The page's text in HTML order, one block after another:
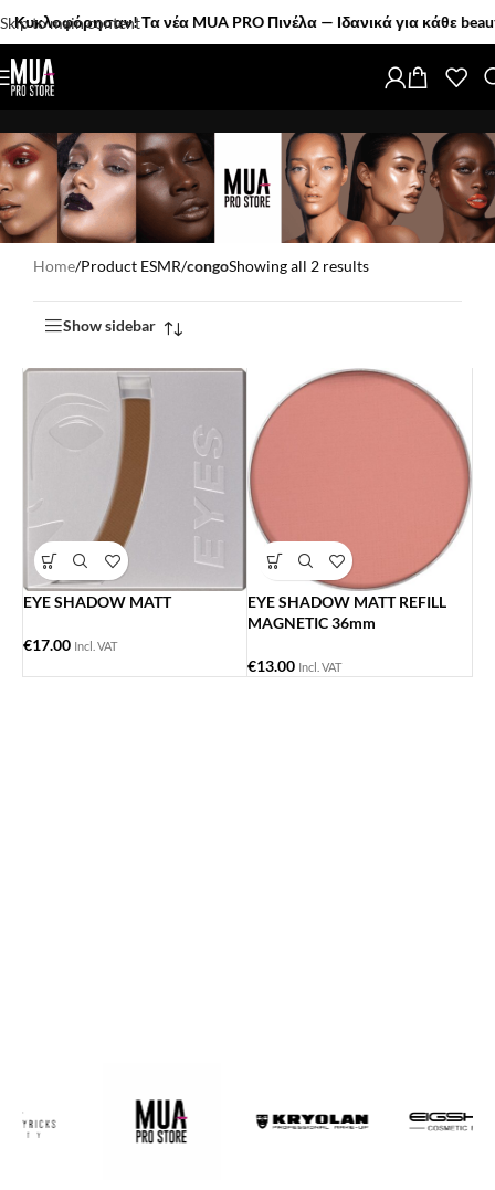
Skip to main contentΤα νέα MUA PRO Πινέλα — Ιδανικά για κάθε
Home/Product ESMR/congoShowing all 2 results
Show sidebar
EYE SHADOW MATT
€17.00 Incl. VAT
EYE SHADOW MATT REFILL
MAGNETIC 36mm
€13.00 Incl. VAT